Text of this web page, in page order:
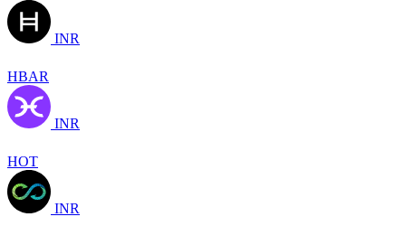
INR
HBAR
INR
HOT
INR